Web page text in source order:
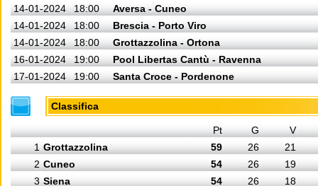
14-01-2024
18:00
Aversa - Cuneo
14-01-2024
18:00
Brescia - Porto Viro
14-01-2024
18:00
Grottazzolina - Ortona
16-01-2024
19:00
Pool Libertas Cantù - Ravenna
17-01-2024
19:00 Santa Croce - Pordenone
Classifica
Pt G
V
1 Grottazzolina 59 26
21
2 Cuneo 54 26
19
3 Siena 54 26
18